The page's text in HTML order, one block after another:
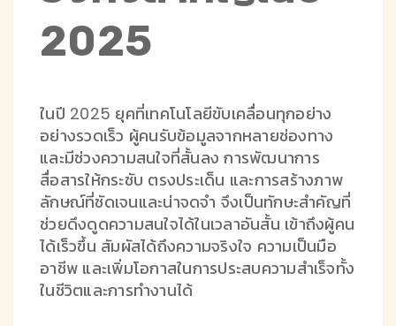
2025
ในปี 2025 ยุคที่เทคโนโลยีขับเคลื่อนทุกอย่าง
อย่างรวดเร็ว ผู้คนรับข้อมูลจากหลายช่องทาง
และมีช่วงความสนใจที่สั้นลง การพัฒนาการ
สื่อสารให้กระชับ ตรงประเด็น และการสร้างภาพ
ลักษณ์ที่ชัดเจนและน่าจดจำ จึงเป็นทักษะสำคัญที่
ช่วยดึงดูดความสนใจได้ในเวลาอันสั้น เข้าถึงผู้คน
ได้เร็วขึ้น สัมผัสได้ถึงความจริงใจ ความเป็นมือ
อาชีพ และเพิ่มโอกาสในการประสบความสำเร็จทั้ง
ในชีวิตและการทำงานได้